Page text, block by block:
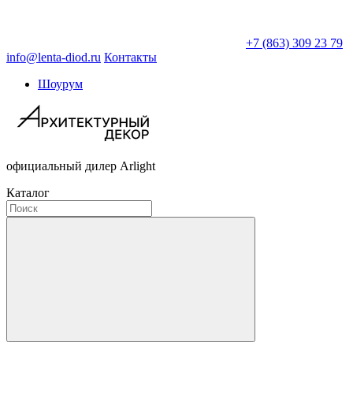
+7 (863) 309 23 79
info@lenta-diod.ru Контакты
Шоурум
официальный дилер Arlight
Каталог